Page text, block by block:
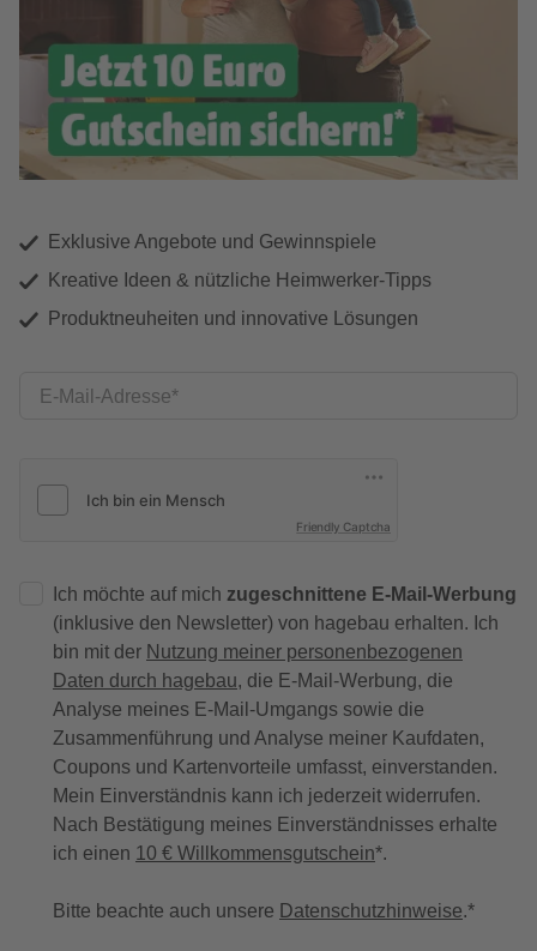
Exklusive Angebote und Gewinnspiele
Kreative Ideen & nützliche Heimwerker-Tipps
Produktneuheiten und innovative Lösungen
E-Mail-Adresse
Friendly Captcha
Ich möchte auf mich zugeschnittene E-Mail-Werbung
(inklusive den Newsletter) von hagebau erhalten. Ich
bin mit der Nutzung meiner personenbezogenen
Daten durch hagebau, die E-Mail-Werbung, die
Analyse meines E-Mail-Umgangs sowie die
Zusammenführung und Analyse meiner Kaufdaten,
Coupons und Kartenvorteile umfasst, einverstanden.
Mein Einverständnis kann ich jederzeit widerrufen.
Nach Bestätigung meines Einverständnisses erhalte
ich einen 10 € Willkommensgutschein*.
Bitte beachte auch unsere Datenschutzhinweise.